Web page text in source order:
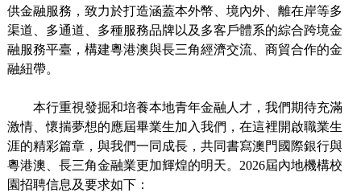
供金融服務，致力於打造涵蓋本外幣、境內外、離在岸等多
渠道、多通道、多種服務品牌以及多客戶體系的綜合跨境金
融服務平臺，構建粵港澳與長三角經濟交流、商貿合作的金
融紐帶。
本行重視發掘和培養本地青年金融人才，我們期待充滿
激情、懷揣夢想的應屆畢業生加入我們，在這裡開啟職業生
涯的精彩篇章，與我們一同成長，共同書寫澳門國際銀行與
粵港澳、長三角金融業更加輝煌的明天。2026屆內地機構校
園招聘信息及要求如下：